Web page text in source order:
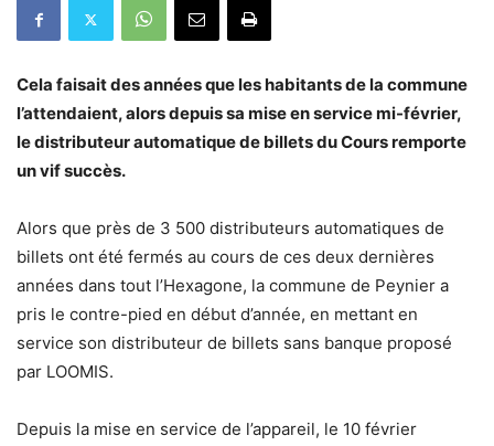
Cela faisait des années que les habitants de la commune
l’attendaient, alors depuis sa mise en service mi-février,
le distributeur automatique de billets du Cours remporte
un vif succès.
Alors que près de 3 500 distributeurs automatiques de
billets ont été fermés au cours de ces deux dernières
années dans tout l’Hexagone, la commune de Peynier a
pris le contre-pied en début d’année, en mettant en
service son distributeur de billets sans banque proposé
par LOOMIS.
Depuis la mise en service de l’appareil, le 10 février